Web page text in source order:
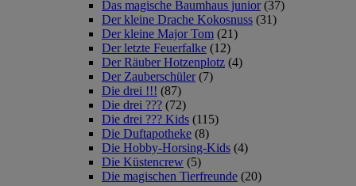
Das magische Baumhaus junior (37)
Der kleine Drache Kokosnuss (31)
Der kleine Major Tom (21)
Der letzte Feuerfalke (12)
Der Räuber Hotzenplotz (4)
Der Zauberschüler (7)
Die drei !!! (87)
Die drei ??? (72)
Die drei ??? Kids (115)
Die Duftapotheke (8)
Die Hobby-Horsing-Kids (4)
Die Küstencrew (5)
Die magischen Tierfreunde (20)